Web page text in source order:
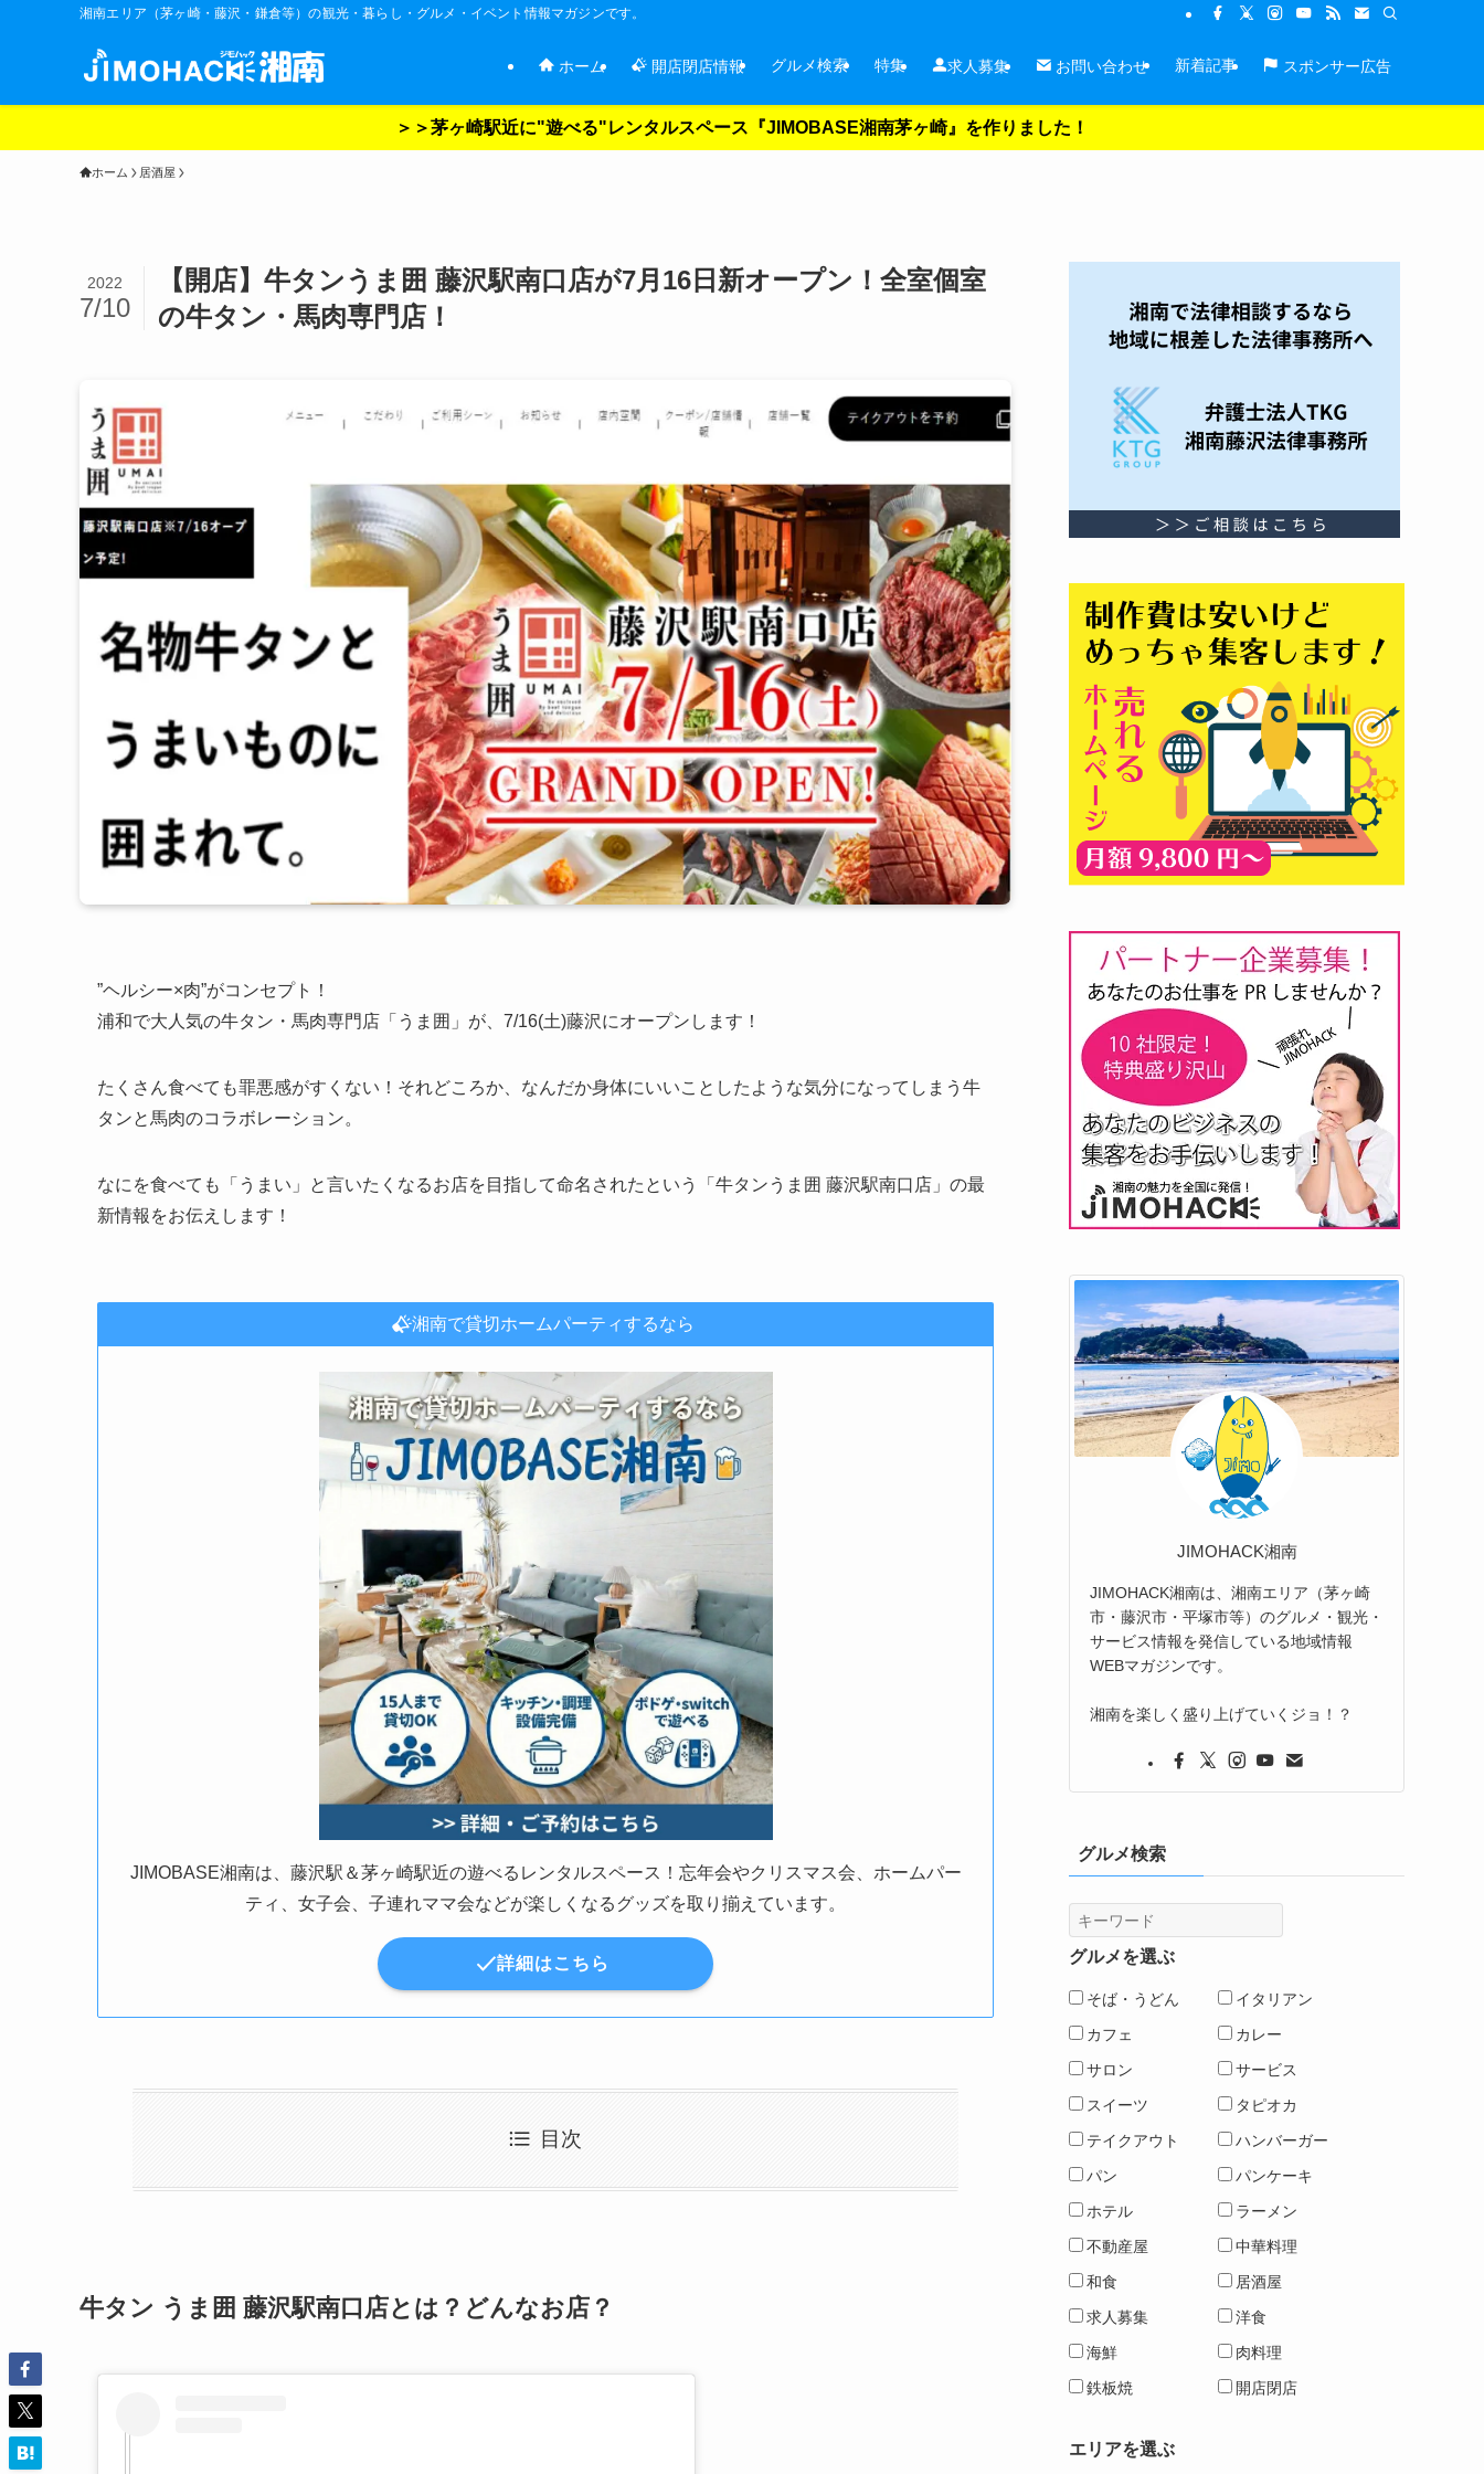
湘南エリア（茅ヶ崎・藤沢・鎌倉等）の観光・暮らし・グルメ・イベント情報マガジンです。
ホーム 開店閉店情報 グルメ検索 特集 求人募集 お問い合わせ 新着記事 スポンサー広告
＞＞茅ヶ崎駅近に"遊べる"レンタルスペース『JIMOBASE湘南茅ヶ崎』を作りました！
ホーム 居酒屋
【開店】牛タンうま囲 藤沢駅南口店が7月16日新オープン！全室個室
の牛タン・馬肉専門店！
2022
7/10
”ヘルシー×肉”がコンセプト！
浦和で大人気の牛タン・馬肉専門店「うま囲」が、7/16(土)藤沢にオープンします！
たくさん食べても罪悪感がすくない！それどころか、なんだか身体にいいことしたような気分になってしまう牛
タンと馬肉のコラボレーション。
なにを食べても「うまい」と言いたくなるお店を目指して命名されたという「牛タンうま囲 藤沢駅南口店」の最
新情報をお伝えします！
湘南で貸切ホームパーティするなら
JIMOBASE湘南は、藤沢駅＆茅ヶ崎駅近の遊べるレンタルスペース！忘年会やクリスマス会、ホームパー
ティ、女子会、子連れママ会などが楽しくなるグッズを取り揃えています。
詳細はこちら
目次
牛タン うま囲 藤沢駅南口店とは？どんなお店？
JIMOHACK湘南
JIMOHACK湘南は、湘南エリア（茅ヶ崎
市・藤沢市・平塚市等）のグルメ・観光・
サービス情報を発信している地域情報
WEBマガジンです。
湘南を楽しく盛り上げていくジョ！？
グルメ検索
グルメを選ぶ
そば・うどん
イタリアン
カフェ
カレー
サロン
サービス
スイーツ
タピオカ
テイクアウト
ハンバーガー
パン
パンケーキ
ホテル
ラーメン
不動産屋
中華料理
和食
居酒屋
求人募集
洋食
海鮮
肉料理
鉄板焼
開店閉店
エリアを選ぶ